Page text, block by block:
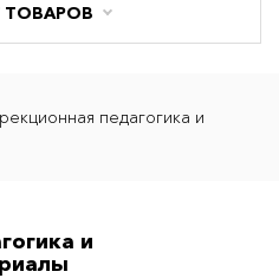
ТОВАРОВ
педагогика и
и